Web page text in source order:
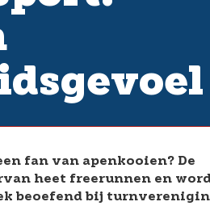
fan van apenkooien? De
heet freerunnen en
beoefend bij